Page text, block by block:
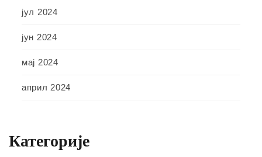
јул 2024
јун 2024
мај 2024
април 2024
Категорије